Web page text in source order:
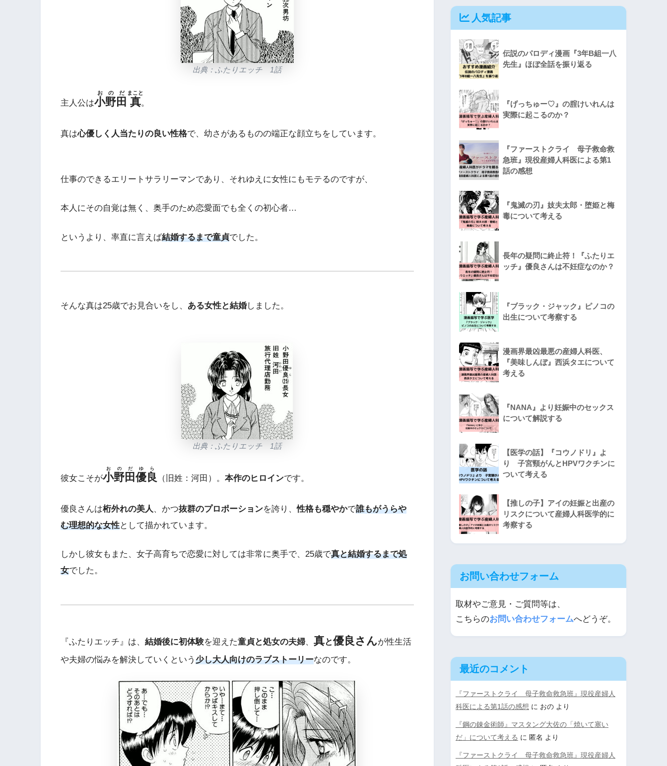
出典：ふたりエッチ 1話
主人公は小野田
おのだ
真
まこと
。
真は心優しく人当たりの良い性格で、幼さがあるものの端正な顔立ちをしています。
仕事のできるエリートサラリーマンであり、それゆえに女性にもモテるのですが、
本人にその自覚は無く、奥手のため恋愛面でも全くの初心者…
というより、率直に言えば結婚するまで童貞でした。
そんな真は25歳でお見合いをし、 ある女性と結婚しました。
出典：ふたりエッチ 1話
彼女こそが小野田優良
おのだゆら
（旧姓：河田）。 本作のヒロインです。
優良さんは桁外れの美人 、かつ抜群のプロポーションを誇り、性格も穏やかで誰もがうらや
む理想的な女性として描かれています。
しかし彼女もまた、女子高育ちで恋愛に対しては非常に奥手で、25歳で真と結婚するまで処
女でした。
『ふたりエッチ』は、 結婚後に初体験を迎えた童貞と処女の夫婦、 真と優良さんが性生活
や夫婦の悩みを解決していくという 少し大人向けのラブストーリーなのです。
人気記事
伝説のパロディ漫画『3年B組一八
先生』ほぼ全話を振り返る
『げっちゅー♡』の腟けいれんは
実際に起こるのか？
『ファーストクライ 母子救命救
急班』現役産婦人科医による第1
話の感想
『鬼滅の刃』妓夫太郎・堕姫と梅
毒について考える
長年の疑問に終止符！『ふたりエ
ッチ』優良さんは不妊症なのか？
『ブラック・ジャック』ピノコの
出生について考察する
漫画界最凶最悪の産婦人科医、
『美味しんぼ』西浜タエについて
考える
『NANA』より妊娠中のセックス
について解説する
【医学の話】『コウノドリ』よ
り 子宮頸がんとHPVワクチンに
ついて考える
【推しの子】アイの妊娠と出産の
リスクについて産婦人科医学的に
考察する
お問い合わせフォーム
取材やご意見・ご質問等は、
こちらのお問い合わせフォームへどうぞ。
最近のコメント
『ファーストクライ 母子救命救急班』現役産婦人
科医による第1話の感想 に おの より
『鋼の錬金術師』マスタング大佐の「焼いて塞い
だ」について考える に 匿名 より
『ファーストクライ 母子救命救急班』現役産婦人